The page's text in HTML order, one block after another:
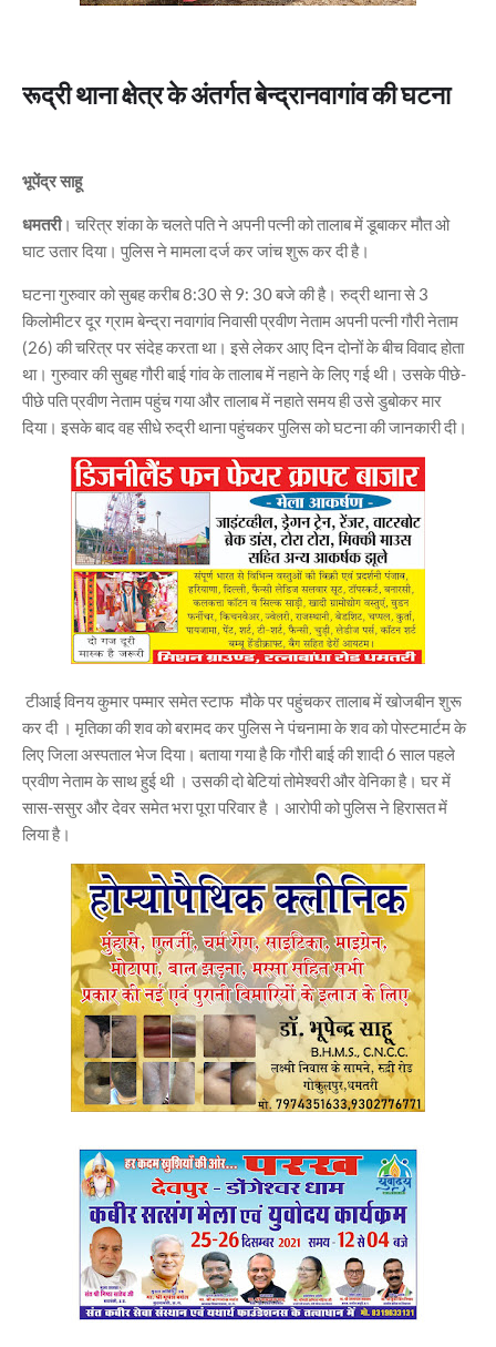
रूद्री थाना क्षेत्र के अंतर्गत बेन्द्रानवागांव की घटना
भूपेंद्र साहू
धमतरी। चरित्र शंका के चलते पति ने अपनी पत्नी को तालाब में डूबाकर मौत ओ
घाट उतार दिया। पुलिस ने मामला दर्ज कर जांच शुरू कर दी है।
घटना गुरुवार को सुबह करीब 8:30 से 9: 30 बजे की है। रुद्री थाना से 3
किलोमीटर दूर ग्राम बेन्द्रा नवागांव निवासी प्रवीण नेताम अपनी पत्नी गौरी नेताम
(26) की चरित्र पर संदेह करता था। इसे लेकर आए दिन दोनों के बीच विवाद होता
था। गुरुवार की सुबह गौरी बाई गांव के तालाब में नहाने के लिए गई थी। उसके पीछे-
पीछे पति प्रवीण नेताम पहुंच गया और तालाब में नहाते समय ही उसे डुबोकर मार
दिया। इसके बाद वह सीधे रुद्री थाना पहुंचकर पुलिस को घटना की जानकारी दी।
टीआई विनय कुमार पम्मार समेत स्टाफ मौके पर पहुंचकर तालाब में खोजबीन शुरू
कर दी । मृतिका की शव को बरामद कर पुलिस ने पंचनामा के शव को पोस्टमार्टम के
लिए जिला अस्पताल भेज दिया। बताया गया है कि गौरी बाई की शादी 6 साल पहले
प्रवीण नेताम के साथ हुई थी । उसकी दो बेटियां तोमेश्वरी और वेनिका है। घर में
सास-ससुर और देवर समेत भरा पूरा परिवार है । आरोपी को पुलिस ने हिरासत में
लिया है।